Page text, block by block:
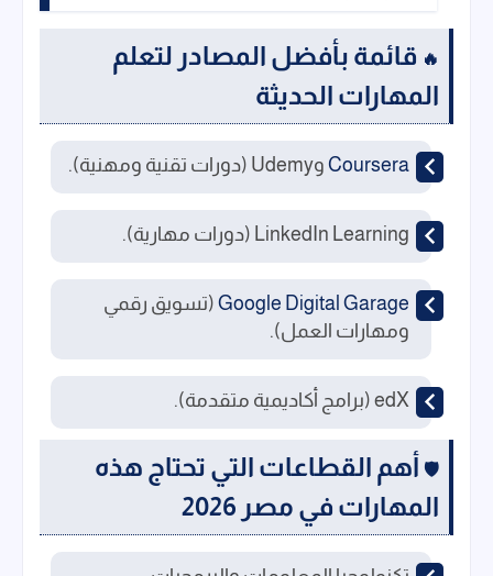
🔥 قائمة بأفضل المصادر لتعلم
المهارات الحديثة
Coursera وUdemy (دورات تقنية ومهنية).
LinkedIn Learning (دورات مهارية).
Google Digital Garage (تسويق رقمي
ومهارات العمل).
edX (برامج أكاديمية متقدمة).
🛡️ أهم القطاعات التي تحتاج هذه
المهارات في مصر 2026